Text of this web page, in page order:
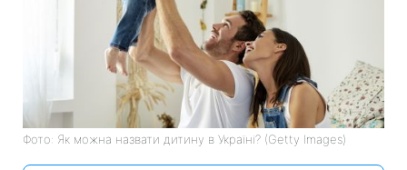
Фото: Як можна назвати дитину в Україні? (Getty Images)